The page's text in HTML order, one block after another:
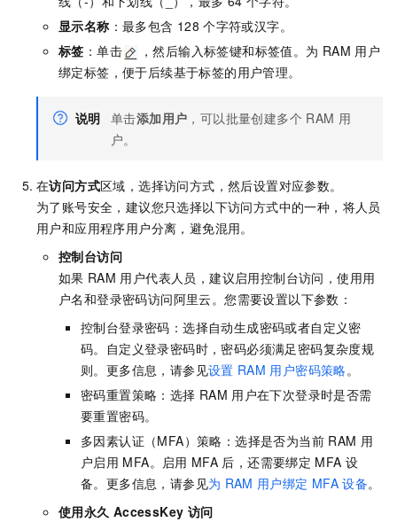
显示名称 ：最多包含 128 个字符或汉字。
标签 ：单击 ，然后输入标签键和标签值。为 RAM 用户
绑定标签，便于后续基于标签的用户管理。
说明 单击添加用户 ，可以批量创建多个 RAM 用
户。
在访问方式区域，选择访问方式，然后设置对应参数。
为了账号安全，建议您只选择以下访问方式中的一种，将人员
用户和应用程序用户分离，避免混用。
控制台访问
如果 RAM 用户代表人员，建议启用控制台访问，使用用
户名和登录密码访问阿里云。您需要设置以下参数：
控制台登录密码：选择自动生成密码或者自定义密
码。自定义登录密码时，密码必须满足密码复杂度规
则。更多信息，请参见设置 RAM 用户密码策略。
密码重置策略：选择 RAM 用户在下次登录时是否需
要重置密码。
多因素认证（MFA）策略：选择是否为当前 RAM 用
户启用 MFA。启用 MFA 后，还需要绑定 MFA 设
备。更多信息，请参见为 RAM 用户绑定 MFA 设备。
使用永久 AccessKey 访问